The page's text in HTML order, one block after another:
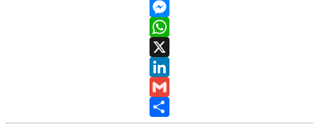
Telegram
Messenger
WhatsApp
X
LinkedIn
Gmail
Share